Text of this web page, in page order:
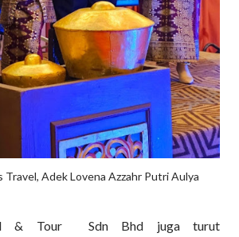
Travel, Adek Lovena Azzahr Putri Aulya
& Tour Sdn Bhd juga turut